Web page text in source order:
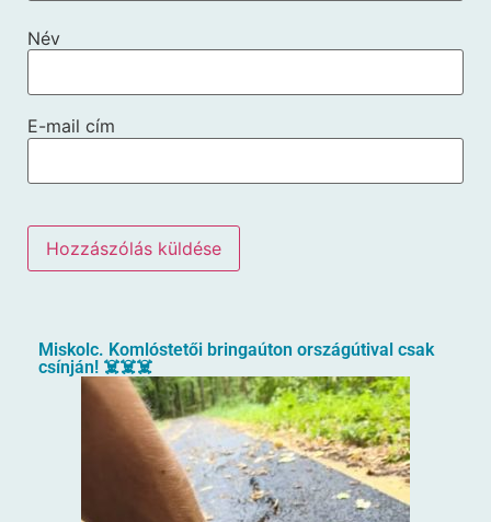
Név
E-mail cím
Miskolc. Komlóstetői bringaúton országútival csak
csínján! ☠️☠️☠️